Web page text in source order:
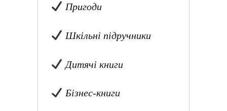
Пригоди
Шкільні підручники
Дитячі книги
Бізнес-книги